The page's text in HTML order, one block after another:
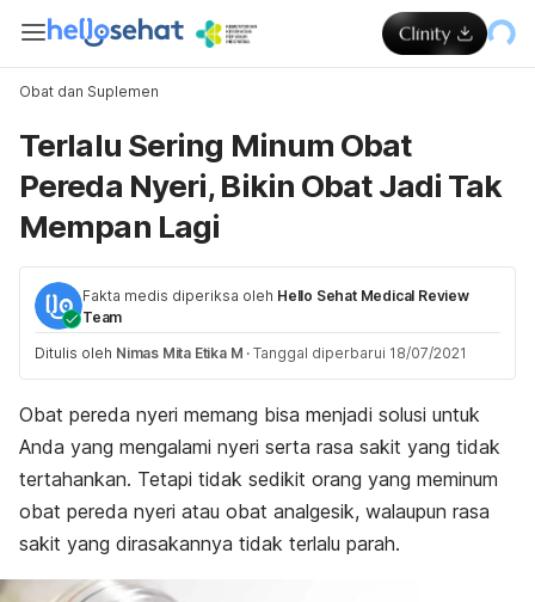
Obat dan Suplemen
Terlalu Sering Minum Obat
Pereda Nyeri, Bikin Obat Jadi Tak
Mempan Lagi
Fakta medis diperiksa oleh Hello Sehat Medical Review
Team
Ditulis oleh Nimas Mita Etika M · Tanggal diperbarui 18/07/2021
Obat pereda nyeri memang bisa menjadi solusi untuk
Anda yang mengalami nyeri serta rasa sakit yang tidak
tertahankan. Tetapi tidak sedikit orang yang meminum
obat pereda nyeri atau obat analgesik, walaupun rasa
sakit yang dirasakannya tidak terlalu parah.